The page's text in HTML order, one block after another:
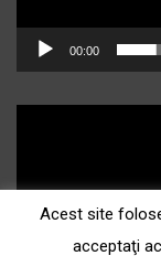
00:00
Acest site
acceptaţi